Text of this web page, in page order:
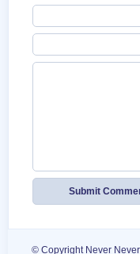
© Copyright Never